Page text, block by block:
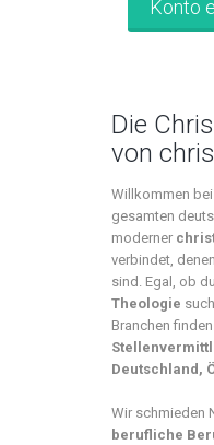
Die
von
Willkommen
gesamten
moderner
verbindet,
sind. Egal, ob
Theologie
Branchen
Deutschland,
Wir schmieden
berufliche